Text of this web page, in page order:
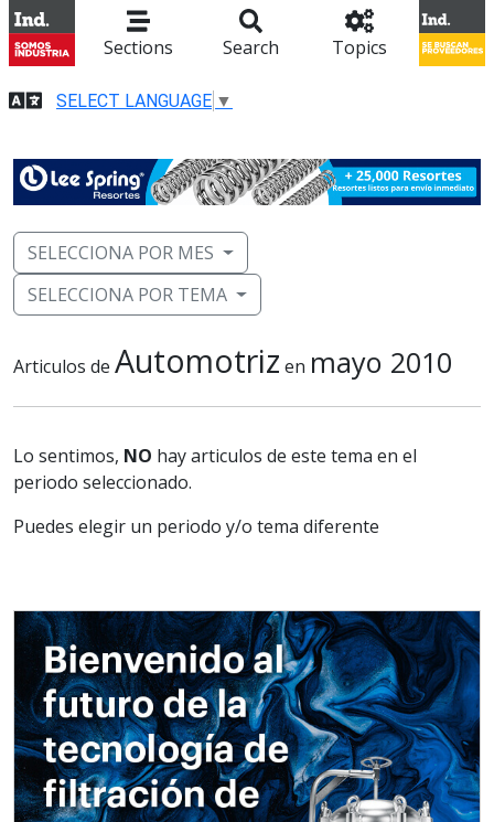
Sections Search Topics
SELECT LANGUAGE ▼
SELECCIONA POR MES
SELECCIONA POR TEMA
Articulos de Automotriz en mayo 2010
Lo sentimos, NO hay articulos de este tema en el
periodo seleccionado.
Puedes elegir un periodo y/o tema diferente